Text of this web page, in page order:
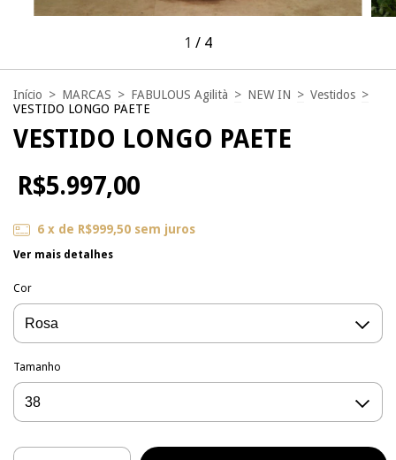
1 / 4
Início > MARCAS > FABULOUS Agilità > NEW IN > Vestidos >
VESTIDO LONGO PAETE
VESTIDO LONGO PAETE
R$5.997,00
6 x de R$999,50 sem juros
Ver mais detalhes
Cor
Tamanho